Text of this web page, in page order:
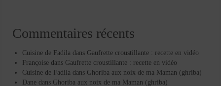
Commentaires récents
Cuisine de Fadila dans Gaufrette croustillante : recette en vidéo
Françoise dans Gaufrette croustillante : recette en vidéo
Cuisine de Fadila dans Ghoriba aux noix de ma Maman (ghriba)
Dane dans Ghoriba aux noix de ma Maman (ghriba)